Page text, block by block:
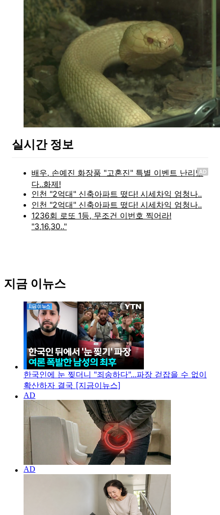
실시간 정보
AD
지금 이뉴스
한국인에 눈 찢더니 "죄송하다"...파장 걷잡을 수 없이
확산하자 결국 [지금이뉴스]